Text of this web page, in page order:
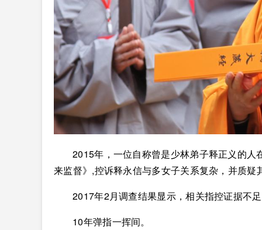
2015年，一位自称曾是少林弟子释正义的人
来监督》,控诉释永信与多女子关系复杂，并质疑
2017年2月调查结果显示，相关指控证据不足
10年弹指一挥间。